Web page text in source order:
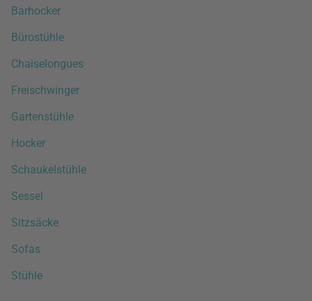
Barhocker
Bürostühle
Chaiselongues
Freischwinger
Gartenstühle
Hocker
Schaukelstühle
Sessel
Sitzsäcke
Sofas
Stühle